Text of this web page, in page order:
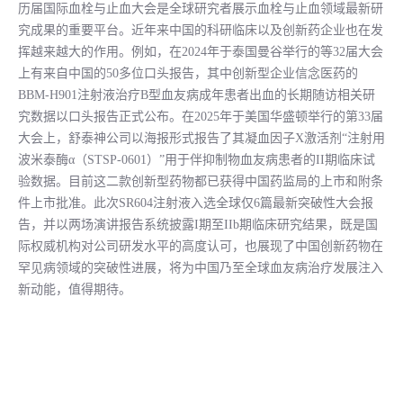
历届国际血栓与止血大会是全球研究者展示血栓与止血领域最新研
究成果的重要平台。近年来中国的科研临床以及创新药企业也在发
挥越来越大的作用。例如，在2024年于泰国曼谷举行的等32届大会
上有来自中国的50多位口头报告，其中创新型企业信念医药的
BBM-H901注射液治疗B型血友病成年患者出血的长期随访相关研
究数据以口头报告正式公布。在2025年于美国华盛顿举行的第33届
大会上，舒泰神公司以海报形式报告了其凝血因子X激活剂“注射用
波米泰酶α（STSP-0601）”用于伴抑制物血友病患者的II期临床试
验数据。目前这二款创新型药物都已获得中国药监局的上市和附条
件上市批准。此次SR604注射液入选全球仅6篇最新突破性大会报
告，并以两场演讲报告系统披露I期至IIb期临床研究结果，既是国
际权威机构对公司研发水平的高度认可，也展现了中国创新药物在
罕见病领域的突破性进展，将为中国乃至全球血友病治疗发展注入
新动能，值得期待。